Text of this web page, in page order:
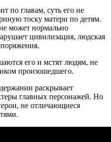
по главам, суть его не
тоску матери по детям.
может нормально
цивилизация, людская
его и мстят людям, не
произошедшего.
раскрывает
главных персонажей. Но
не отличающиеся